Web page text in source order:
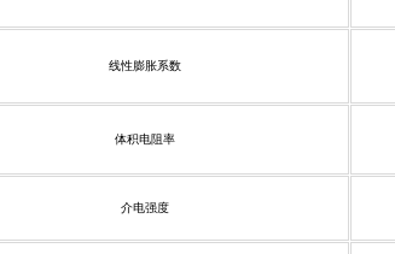
线性膨胀系数
体积电阻率
介电强度